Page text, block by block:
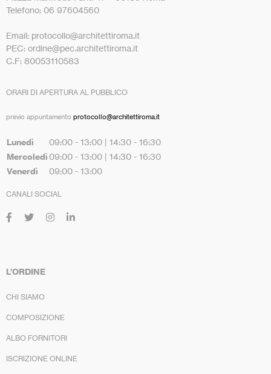
Telefono: 06 97604560
Email: protocollo@architettiroma.it
PEC: ordine@pec.architettiroma.it
C.F: 80053110583
ORARI DI APERTURA AL PUBBLICO
previo appuntamento protocollo@architettiroma.it
Lunedì 09:00 - 13:00 | 14:30 - 16:30
Mercoledì 09:00 - 13:00 | 14:30 - 16:30
Venerdì 09:00 - 13:00
CANALI SOCIAL
L’ORDINE
CHI SIAMO
COMPOSIZIONE
ALBO FORNITORI
ISCRIZIONE ONLINE